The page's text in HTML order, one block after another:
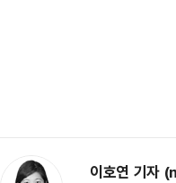
이호연 기자